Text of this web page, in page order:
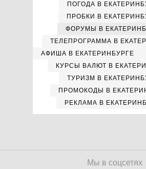
ПОГОДА В
ПРОБКИ В
ФОРУМЫ В
ТЕЛЕПРОГРАММА В
АФИША В ЕКАТЕРИНБУРГЕ
КУРСЫ ВАЛЮТ В
ТУРИЗМ В
ПРОМОКОДЫ В
РЕКЛАМА В
Мы в соцсетях